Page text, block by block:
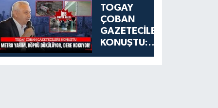
Eğitiminde
Dev İş Birliği
TOGAY
ÇOBAN
GAZETECİLERE
KONUŞTU: